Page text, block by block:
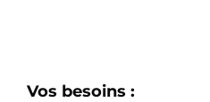
Vos besoins :